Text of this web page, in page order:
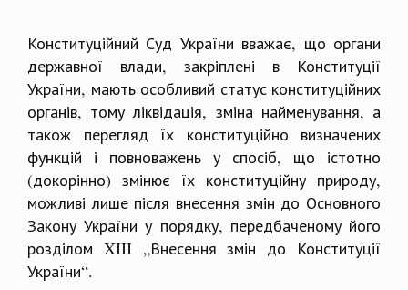
Конституційний Суд України вважає, що органи
державної влади, закріплені в Конституції
України, мають особливий статус конституційних
органів, тому ліквідація, зміна найменування, а
також перегляд їх конституційно визначених
функцій і повноважень у спосіб, що істотно
(докорінно) змінює їх конституційну природу,
можливі лише після внесення змін до Основного
Закону України у порядку, передбаченому його
розділом XIII „Внесення змін до Конституції
України“.